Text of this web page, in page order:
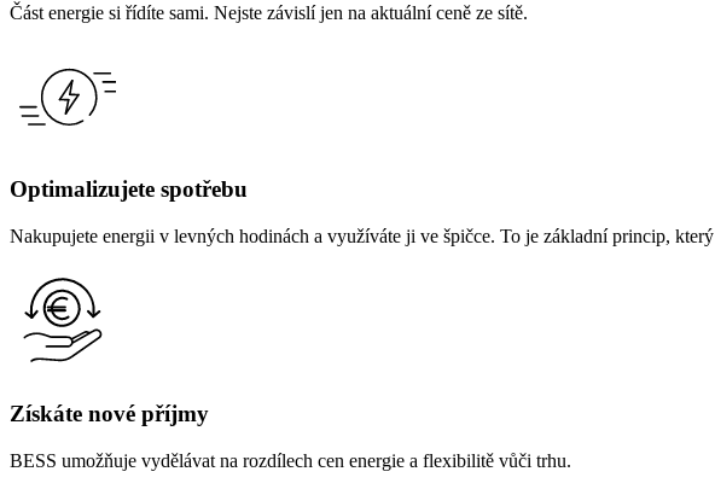
Část energie si řídíte sami. Nejste závislí jen na aktuální ceně ze sítě.
Optimalizujete spotřebu
Nakupujete energii v levných hodinách a využíváte ji ve špičce. To je základní princip,
Získáte nové příjmy
BESS umožňuje vydělávat na rozdílech cen energie a flexibilitě vůči trhu.